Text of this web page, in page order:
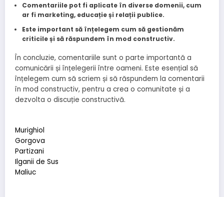
Comentariile pot fi aplicate în diverse domenii, cum
ar fi marketing, educație și relații publice.
Este important să înțelegem cum să gestionăm
criticile și să răspundem în mod constructiv.
În concluzie, comentariile sunt o parte importantă a
comunicării și înțelegerii între oameni. Este esențial să
înțelegem cum să scriem și să răspundem la comentarii
în mod constructiv, pentru a crea o comunitate și a
dezvolta o discuție constructivă.
Murighiol
Gorgova
Partizani
Ilganii de Sus
Maliuc